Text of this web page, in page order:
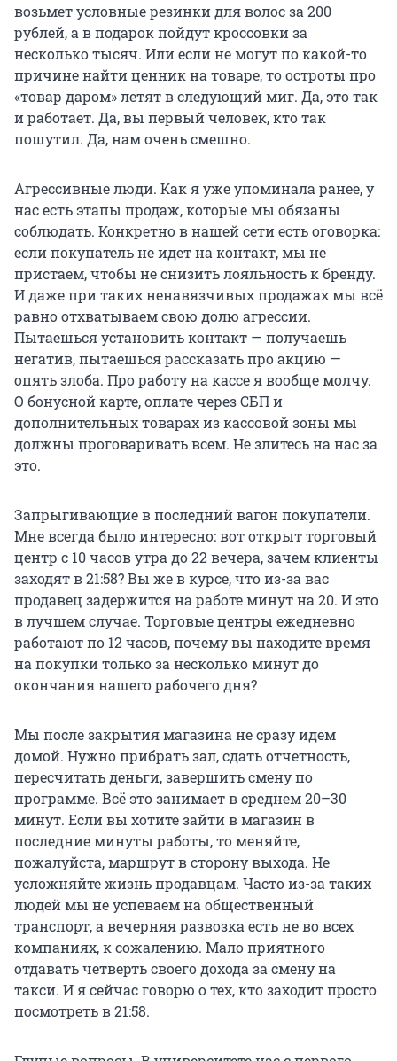
возьмет условные резинки для волос за 200
рублей, а в подарок пойдут кроссовки за
несколько тысяч. Или если не могут по какой-то
причине найти ценник на товаре, то остроты про
«товар даром» летят в следующий миг. Да, это так
и работает. Да, вы первый человек, кто так
пошутил. Да, нам очень смешно.
Агрессивные люди. Как я уже упоминала ранее, у
нас есть этапы продаж, которые мы обязаны
соблюдать. Конкретно в нашей сети есть оговорка:
если покупатель не идет на контакт, мы не
пристаем, чтобы не снизить лояльность к бренду.
И даже при таких ненавязчивых продажах мы всё
равно отхватываем свою долю агрессии.
Пытаешься установить контакт — получаешь
негатив, пытаешься рассказать про акцию —
опять злоба. Про работу на кассе я вообще молчу.
О бонусной карте, оплате через СБП и
дополнительных товарах из кассовой зоны мы
должны проговаривать всем. Не злитесь на нас за
это.
Запрыгивающие в последний вагон покупатели.
Мне всегда было интересно: вот открыт торговый
центр с 10 часов утра до 22 вечера, зачем клиенты
заходят в 21:58? Вы же в курсе, что из-за вас
продавец задержится на работе минут на 20. И это
в лучшем случае. Торговые центры ежедневно
работают по 12 часов, почему вы находите время
на покупки только за несколько минут до
окончания нашего рабочего дня?
Мы после закрытия магазина не сразу идем
домой. Нужно прибрать зал, сдать отчетность,
пересчитать деньги, завершить смену по
программе. Всё это занимает в среднем 20–30
минут. Если вы хотите зайти в магазин в
последние минуты работы, то меняйте,
пожалуйста, маршрут в сторону выхода. Не
усложняйте жизнь продавцам. Часто из-за таких
людей мы не успеваем на общественный
транспорт, а вечерняя развозка есть не во всех
компаниях, к сожалению. Мало приятного
отдавать четверть своего дохода за смену на
такси. И я сейчас говорю о тех, кто заходит просто
посмотреть в 21:58.